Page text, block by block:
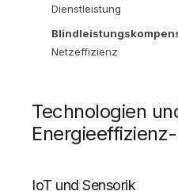
Dienstleistung
Netzeffizienz
Technologien
IoT und Sensorik